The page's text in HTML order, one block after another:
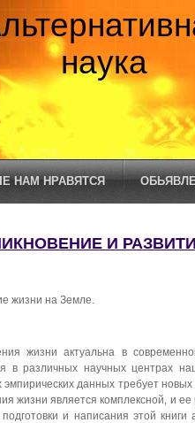
наука
НАМ НРАВЯТСЯ
И
жизни на Земле.
жизни актуальна в
в различных научных центрах
данных требует
жизни является комплексной, и
и написания этой книги